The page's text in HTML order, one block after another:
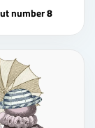
number 8